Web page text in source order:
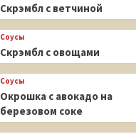
Скрэмбл с ветчиной
Соусы
Скрэмбл с овощами
Соусы
Окрошка с авокадо на
березовом соке